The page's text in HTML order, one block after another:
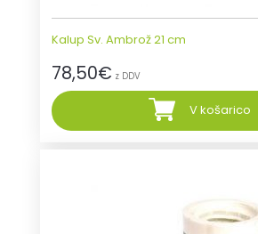
Kalup Sv. Ambrož 21 cm
78,50€ z DDV
V košarico